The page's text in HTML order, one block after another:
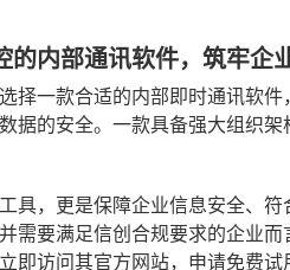
的内部通讯软件，筑牢企
择一款合适的内部即时通讯软
据的安全。一款具备强大组织
具，更是保障企业信息安全、
需要满足信创合规要求的企业
即访问其官方网站，申请免费